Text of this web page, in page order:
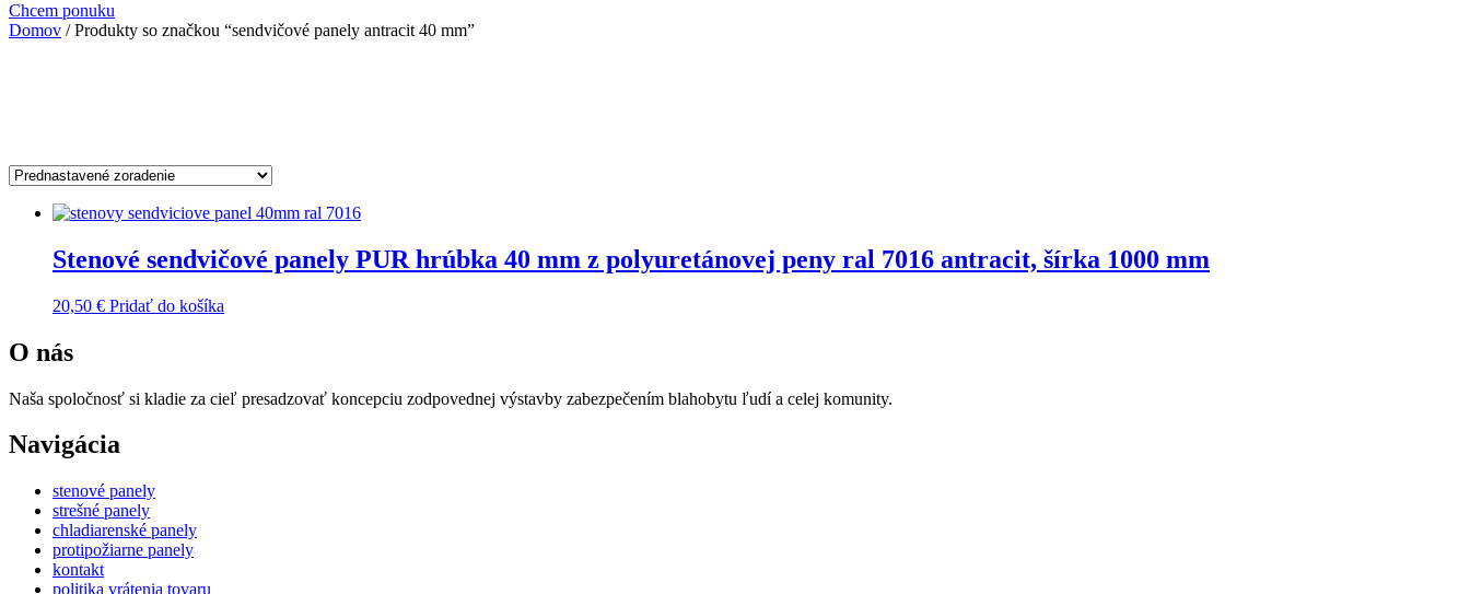
Chcem ponuku
Domov / Produkty so značkou “sendvičové panely antracit 40 mm”
Stenové sendvičové panely PUR hrúbka 40 mm z polyuretánovej peny ral 7016 antracit, šírka 1000 mm
20,50 € Pridať do košíka
O nás
Naša spoločnosť si kladie za cieľ presadzovať koncepciu zodpovednej výstavby zabezpečením blahobytu ľudí a celej komunity.
Navigácia
stenové panely
strešné panely
chladiarenské panely
protipožiarne panely
kontakt
politika vrátenia tovaru